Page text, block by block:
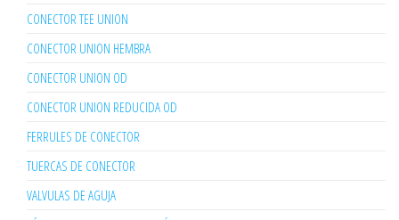
CONECTOR TEE UNION
CONECTOR UNION HEMBRA
CONECTOR UNION OD
CONECTOR UNION REDUCIDA OD
FERRULES DE CONECTOR
TUERCAS DE CONECTOR
VALVULAS DE AGUJA